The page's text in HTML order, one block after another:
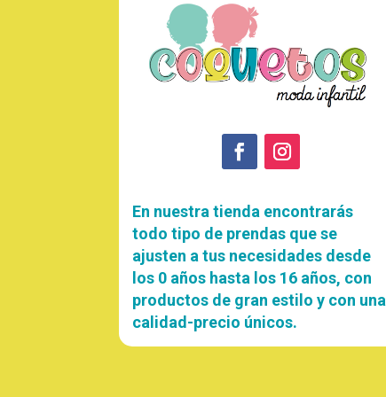
En nuestra tienda encontrarás
todo tipo de prendas que se
ajusten a tus necesidades desde
los 0 años hasta los 16 años, con
productos de gran estilo y con una
calidad-precio únicos.